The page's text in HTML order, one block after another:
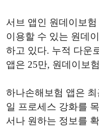
서브 앱인 원데이보
이용할 수 있는 원데
하고 있다. 누적 다운
앱은 25만, 원데이보
하나손해보험 앱은
일 프로세스 강화를
서나 원하는 정보를